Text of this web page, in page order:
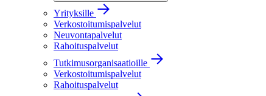
Yrityksille
Verkostoitumispalvelut
Neuvontapalvelut
Rahoituspalvelut
Tutkimusorganisaatioille
Verkostoitumispalvelut
Rahoituspalvelut